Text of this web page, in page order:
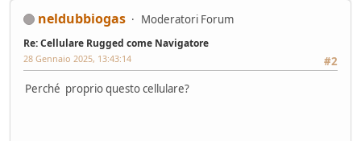
neldubbiogas Moderatori Forum
Re: Cellulare Rugged come Navigatore
#2
28 Gennaio 2025, 13:43:14
Perché proprio questo cellulare?